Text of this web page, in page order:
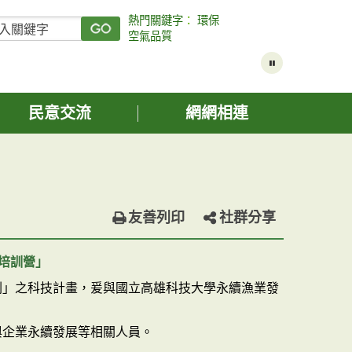
熱門關鍵字 ：環保
空氣品質
民意交流 網網相連
友善列印 社群分享
訓營」
之科技計畫，爰與國立高雄科技大學永續漁業發
業永續發展等相關人員。